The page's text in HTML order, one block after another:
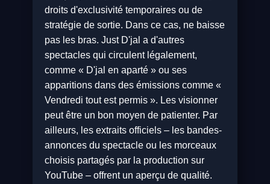
droits d'exclusivité temporaires ou de
stratégie de sortie. Dans ce cas, ne baisse
pas les bras. Just D'jal a d'autres
spectacles qui circulent légalement,
comme « D'jal en aparté » ou ses
apparitions dans des émissions comme «
Vendredi tout est permis ». Les visionner
peut être un bon moyen de patienter. Par
ailleurs, les extraits officiels – les bandes-
annonces du spectacle ou les morceaux
choisis partagés par la production sur
YouTube – offrent un aperçu de qualité.